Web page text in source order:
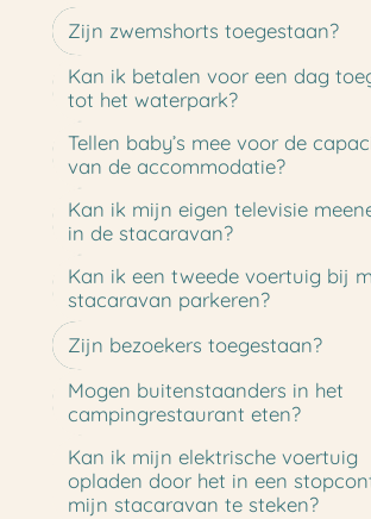
Zijn zwemshorts toegestaan?
Kan ik betalen voor een dag
tot het waterpark?
Tellen baby’s mee voor de
van de accommodatie?
Kan ik mijn eigen televisie
in de stacaravan?
Kan ik een tweede voertuig bij
stacaravan parkeren?
Zijn bezoekers toegestaan?
Mogen buitenstaanders in het
campingrestaurant eten?
Kan ik mijn elektrische voertuig
opladen door het in een
mijn stacaravan te steken?